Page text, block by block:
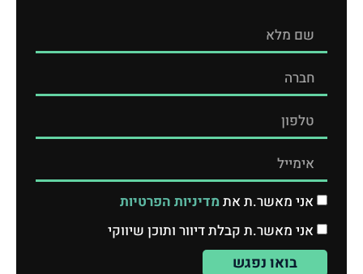
אני מאשר.ת את מדיניות הפרטיות
אני מאשר.ת קבלת דיוור ותוכן שיווקי
בואו נפגש